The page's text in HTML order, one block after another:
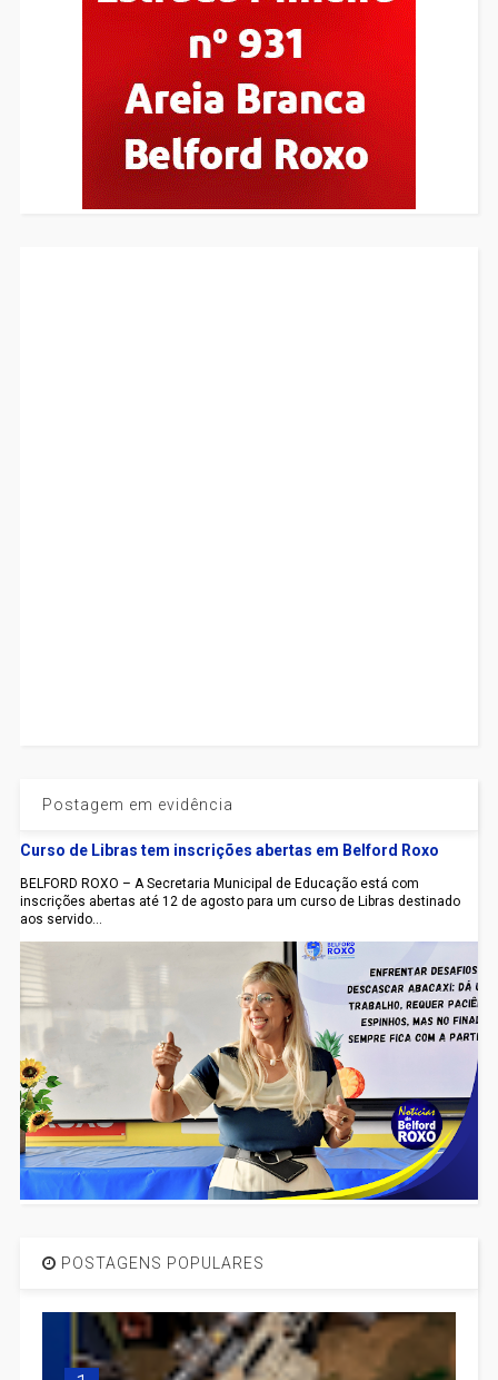
Postagem em evidência
Curso de Libras tem inscrições abertas em Belford Roxo
BELFORD ROXO – A Secretaria Municipal de Educação está com
inscrições abertas até 12 de agosto para um curso de Libras destinado
aos servido...
POSTAGENS POPULARES